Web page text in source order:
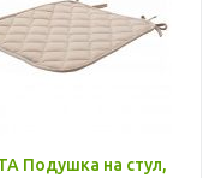
Подушка на стул,